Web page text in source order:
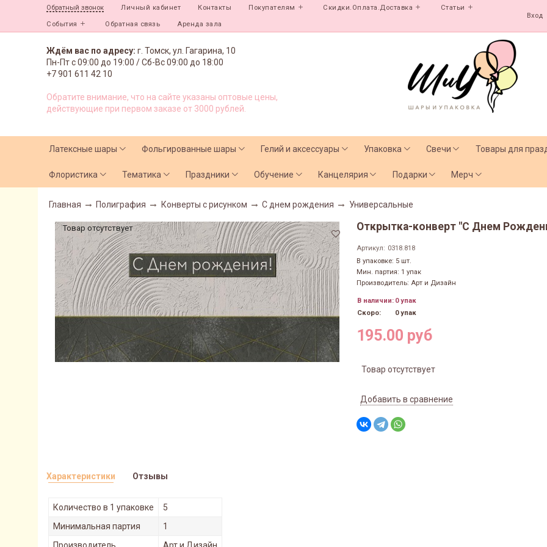
Обратный звонок Личный кабинет Контакты Покупателям Скидки.Оплата.Доставка Статьи
События Обратная связь Аренда зала
Вход
Ждём вас по адресу: г. Томск, ул. Гагарина, 10
Пн-Пт с09:00 до 19:00 /Сб-Вс 09:00 до 18:00
+7 901 611 42 10
Обратите внимание, что на сайте указаны оптовые цены,
действующие при первом заказе от 3000 рублей.
Латексные шары Фольгированные шары Гелий и аксессуары Упаковка Свечи Товары для
Флористика Тематика Праздники Обучение Канцелярия Подарки Мерч
Главная Полиграфия Конверты с рисунком С днем рождения Универсальные
Товар отсутствует Открытка-конверт "С Днем
Артикул: 0318.818
В упаковке: 5 шт.
Мин. партия: 1 упак
Производитель: Арт и Дизайн
В наличии: 0 упак
Скоро:
0 упак
195.00 руб
Товар отсутствует
Добавить в сравнение
Характеристики
Количество в 1 упаковке
5
Минимальная партия
1
Производитель
Арт и Дизайн
Отзывы